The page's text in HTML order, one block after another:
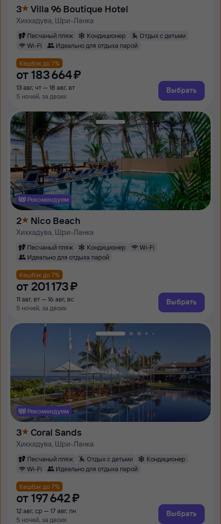
3 Villa 96 Boutique Hotel
Хиккадува, Шри-Ланка
Песчаный пляж Кондиционер
Отдых с детьми
Wi-Fi
Идеально для отдыха парой
Кешбэк до 7%
от 183 ⁠664 ⁠₽
13 авг, чт — 18 авг, вт
5 ночей, за двоих
Выбрать
Рекомендуем
2 Nico Beach
Хиккадува, Шри-Ланка
Песчаный пляж Кондиционер
Wi-Fi
Идеально для отдыха парой
Кешбэк до 7%
от 201 ⁠173 ⁠₽
11 авг, вт — 16 авг, вс
5 ночей, за двоих
Выбрать
Рекомендуем
3 Coral Sands
Хиккадува, Шри-Ланка
Песчаный пляж Отдых с детьми
Кондиционер
Wi-Fi
Идеально для отдыха парой
Кешбэк до 7%
от 197 ⁠642 ⁠₽
12 авг, ср — 17 авг, пн
5 ночей, за двоих
Выбрать